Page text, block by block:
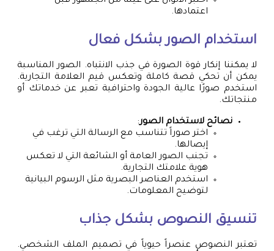
اعتمادها.
استخدام الصور بشكل فعال
لا يمكننا إنكار قوة الصورة في جذب الانتباه. الصور المناسبة
يمكن أن تحكي قصة كاملة وتعكس قيم العلامة التجارية.
استخدم صورًا عالية الجودة واحترافية تعبر عن خدماتك أو
منتجاتك.
نصائح لاستخدام الصور:
اختر صوراً تتناسب مع الرسالة التي ترغب في
إيصالها.
تجنب الصور العامة أو الشائعة التي لا تعكس
هوية علامتك التجارية.
استخدم العناصر البصرية مثل الرسوم البيانية
لتوضيح المعلومات.
تنسيق النصوص بشكل جذاب
تعتبر النصوص عنصراً حيوياً في تصميم الملف الشخصي.